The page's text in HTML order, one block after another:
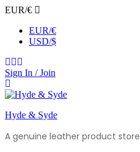
EUR/€
EUR/€
USD/$
Sign In / Join
Hyde & Syde
A genuine leather product store